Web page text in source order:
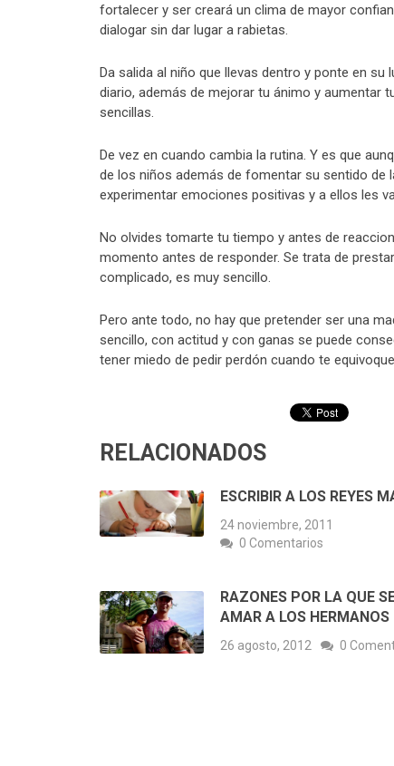
fortalecer y ser creará un clima de mayor
dialogar sin dar lugar a rabietas.
Da salida al niño que llevas dentro y ponte en
diario, además de mejorar tu ánimo y aumentar
sencillas.
De vez en cuando cambia la rutina. Y es que
de los niños además de fomentar su sentido de
experimentar emociones positivas y a ellos les
No olvides tomarte tu tiempo y antes de
momento antes de responder. Se trata de
complicado, es muy sencillo.
Pero ante todo, no hay que pretender ser una
sencillo, con actitud y con ganas se puede
tener miedo de pedir perdón cuando te
RELACIONADOS
ESCRIBIR A LOS REYES
24 noviembre, 2011
0 Comentarios
RAZONES POR LA QUE
AMAR A LOS HERMANOS
26 agosto, 2012 0